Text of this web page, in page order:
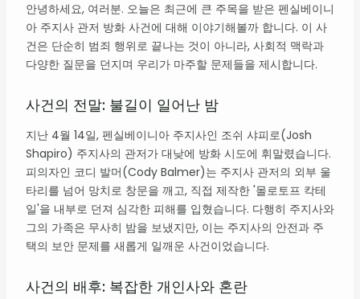
안녕하세요, 여러분. 오늘은 최근에 큰 주목을 받은 펜실베이니
아 주지사 관저 방화 사건에 대해 이야기해볼까 합니다. 이 사
건은 단순히 범죄 행위로 끝나는 것이 아니라, 사회적 맥락과
다양한 질문을 던지며 우리가 마주할 문제들을 제시합니다.
사건의 전말: 불길이 일어난 밤
지난 4월 14일, 펜실베이니아 주지사인 조쉬 샤피로(Josh
Shapiro) 주지사의 관저가 대낮에 방화 시도에 휘말렸습니다.
피의자인 코디 발머(Cody Balmer)는 주지사 관저의 외부 울
타리를 넘어 망치로 창문을 깨고, 직접 제작한 '몰로토프 칵테
일'을 내부로 던져 심각한 피해를 입혔습니다. 다행히 주지사와
그의 가족은 무사히 밤을 보냈지만, 이는 주지사의 안전과 주
택의 보안 문제를 새롭게 일깨운 사건이었습니다.
사건의 배후: 복잡한 개인사와 혼란